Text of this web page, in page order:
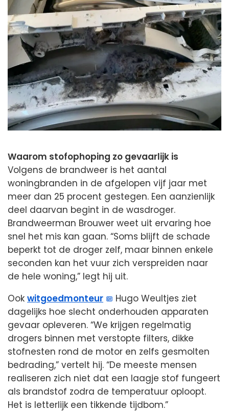
Waarom stofophoping zo gevaarlijk is
Volgens de brandweer is het aantal
woningbranden in de afgelopen vijf jaar met
meer dan 25 procent gestegen. Een aanzienlijk
deel daarvan begint in de wasdroger.
Brandweerman Brouwer weet uit ervaring hoe
snel het mis kan gaan. “Soms blijft de schade
beperkt tot de droger zelf, maar binnen enkele
seconden kan het vuur zich verspreiden naar
de hele woning,” legt hij uit.
Ook witgoedmonteur
Hugo Weultjes ziet
dagelijks hoe slecht onderhouden apparaten
gevaar opleveren. “We krijgen regelmatig
drogers binnen met verstopte filters, dikke
stofnesten rond de motor en zelfs gesmolten
bedrading,” vertelt hij. “De meeste mensen
realiseren zich niet dat een laagje stof fungeert
als brandstof zodra de temperatuur oploopt.
Het is letterlijk een tikkende tijdbom.”